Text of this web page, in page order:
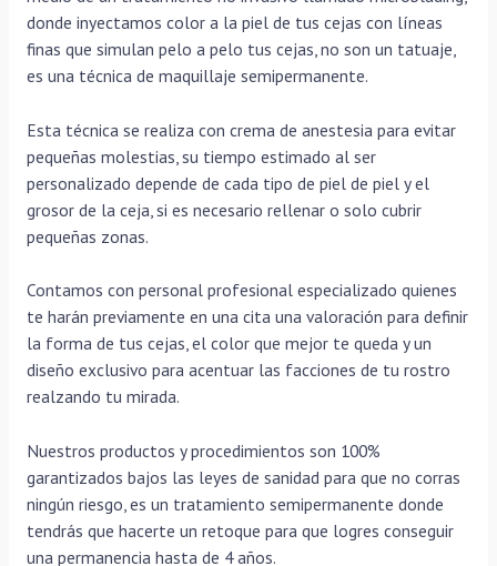
donde inyectamos color a la piel de tus cejas con líneas
finas que simulan pelo a pelo tus cejas, no son un tatuaje,
es una técnica de maquillaje semipermanente.
Esta técnica se realiza con crema de anestesia para evitar
pequeñas molestias, su tiempo estimado al ser
personalizado depende de cada tipo de piel de piel y el
grosor de la ceja, si es necesario rellenar o solo cubrir
pequeñas zonas.
Contamos con personal profesional especializado quienes
te harán previamente en una cita una valoración para definir
la forma de tus cejas, el color que mejor te queda y un
diseño exclusivo para acentuar las facciones de tu rostro
realzando tu mirada.
Nuestros productos y procedimientos son 100%
garantizados bajos las leyes de sanidad para que no corras
ningún riesgo, es un tratamiento semipermanente donde
tendrás que hacerte un retoque para que logres conseguir
una permanencia hasta de 4 años.